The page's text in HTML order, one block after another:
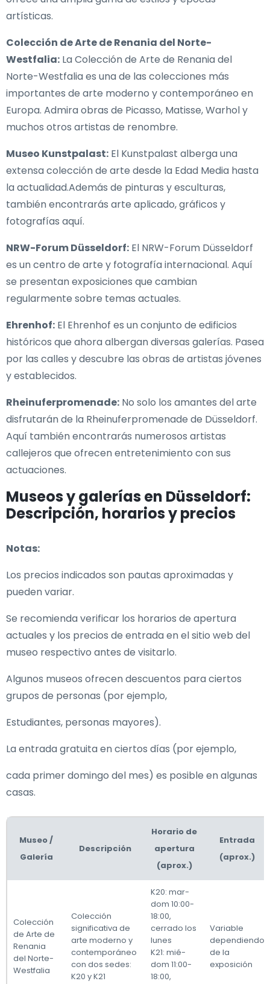
artísticas.
Colección de Arte de Renania del Norte-
Westfalia: La Colección de Arte de Renania del
Norte-Westfalia es una de las colecciones más
importantes de arte moderno y contemporáneo en
Europa. Admira obras de Picasso, Matisse, Warhol y
muchos otros artistas de renombre.
Museo Kunstpalast: El Kunstpalast alberga una
extensa colección de arte desde la Edad Media hasta
la actualidad.Además de pinturas y esculturas,
también encontrarás arte aplicado, gráficos y
fotografías aquí.
NRW-Forum Düsseldorf: El NRW-Forum Düsseldorf
es un centro de arte y fotografía internacional. Aquí
se presentan exposiciones que cambian
regularmente sobre temas actuales.
Ehrenhof: El Ehrenhof es un conjunto de edificios
históricos que ahora albergan diversas galerías. Pasea
por las calles y descubre las obras de artistas jóvenes
y establecidos.
Rheinuferpromenade: No solo los amantes del arte
disfrutarán de la Rheinuferpromenade de Düsseldorf.
Aquí también encontrarás numerosos artistas
callejeros que ofrecen entretenimiento con sus
actuaciones.
Museos y galerías en Düsseldorf:
Descripción, horarios y precios
Notas:
Los precios indicados son pautas aproximadas y
pueden variar.
Se recomienda verificar los horarios de apertura
actuales y los precios de entrada en el sitio web del
museo respectivo antes de visitarlo.
Algunos museos ofrecen descuentos para ciertos
grupos de personas (por ejemplo,
Estudiantes, personas mayores).
La entrada gratuita en ciertos días (por ejemplo,
cada primer domingo del mes) es posible en algunas
casas.
Museo /
Galería
Descripción
Horario de
apertura
(aprox.)
Entrada
(aprox.)
Colección
de Arte de
Renania
del Norte-
Westfalia
Colección
significativa de
arte moderno y
contemporáneo
con dos sedes:
K20 y K21
K20: mar-
dom 10:00-
18:00,
cerrado los
lunes
K21: mié-
dom 11:00-
18:00,
Variable
dependiendo
de la
exposición